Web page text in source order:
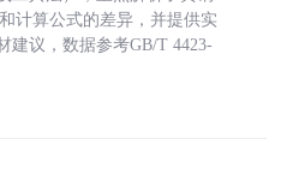
计算公式的差异，并提供实
建议，数据参考GB/T 4423-